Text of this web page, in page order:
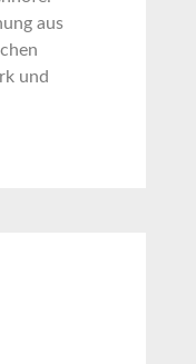
aus
und